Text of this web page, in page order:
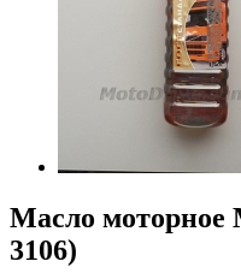
Масло моторное
3106)